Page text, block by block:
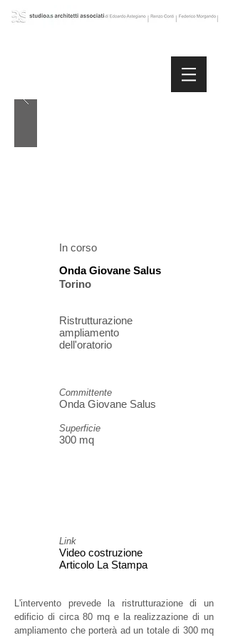
In corso
Torino
Ristrutturazione
ampliamento
dell'oratorio
Committente
Onda Giovane Salus
Superficie
300 mq
Link
Video costruzione
Articolo La Stampa
Onda Giovane Salus
L'intervento prevede la ristrutturazione di un
edificio di circa 80 mq e la realizzazione di un
ampliamento che porterà ad un totale di 300 mq